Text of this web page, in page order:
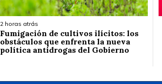
2 horas atrás
Fumigación de cultivos ilícitos: los
obstáculos que enfrenta la nueva
política antidrogas del Gobierno